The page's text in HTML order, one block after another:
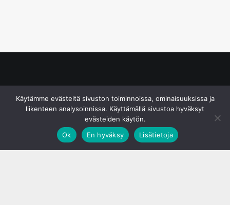
Käytämme evästeitä sivuston toiminnoissa, ominaisuuksissa ja
liikenteen analysoinnissa. Käyttämällä sivustoa hyväksyt
evästeiden käytön.
Ok
En hyväksy Lisätietoja